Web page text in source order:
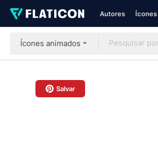
Autores Ícones
Ícones animados
Salvar